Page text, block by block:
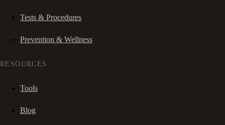
Tests & Procedures
Prevention & Wellness
RESOURCES
Tools
Blog